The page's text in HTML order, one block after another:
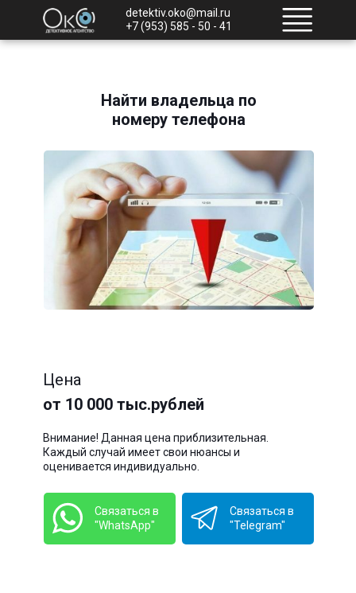
detektiv.oko@mail.ru
+7 (953) 585 - 50 - 41
Найти владельца по
номеру телефона
Цена
от 10 000 тыс.рублей
Внимание! Данная цена приблизительная.
Каждый случай имеет свои нюансы и
оценивается индивидуально.
Связаться в
"WhatsApp"
Связаться в
"Telegram"